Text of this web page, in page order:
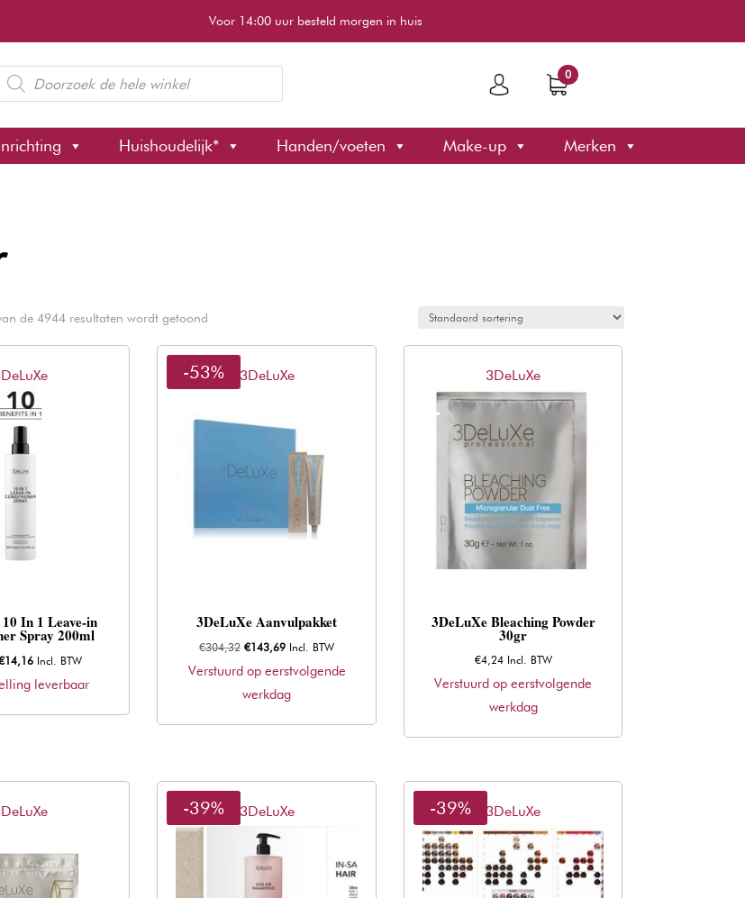
Voor 14:00 uur besteld morgen in huis
zoeken
0
Huishoudelijk* Handen/voeten Make-up Merken
de 4944 resultaten wordt getoond
In 1 Leave-in
Spray 200ml
14,16Huidige
prijs
Incl. BTW
leverbaar
3DeLuXe
-53%
3DeLuXe Aanvulpakket
€304,32 Oorspronkelijke
prijs
was:
€143,69Huidige
prijs
is:
Incl. BTW
Verstuurd op eerstvolgende
werkdag
3DeLuXe
3DeLuXe Bleaching Powder
30gr
€4,24 Incl. BTW
Verstuurd op eerstvolgende
werkdag
3DeLuXe
-39% 3DeLuXe
-39%